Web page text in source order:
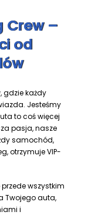
Crew –
od
gdzie każdy
Jesteśmy
to coś więcej
pasja, nasze
samochód,
otrzymuje VIP-
wszystkim
Twojego auta,
i